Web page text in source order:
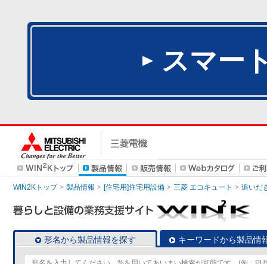
スマー
WIN2Kトップ 製品情報 [住宅用]住宅用設備 三菱 エコキュート 追いだ
形名から製品情報を探す キーワードから製品情